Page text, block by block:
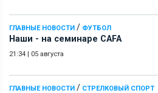
ГЛАВНЫЕ НОВОСТИ / ФУТБОЛ
Наши - на семинаре СAFA
21:34 | 05 августа
ГЛАВНЫЕ НОВОСТИ / СТРЕЛКОВЫЙ СПОРТ